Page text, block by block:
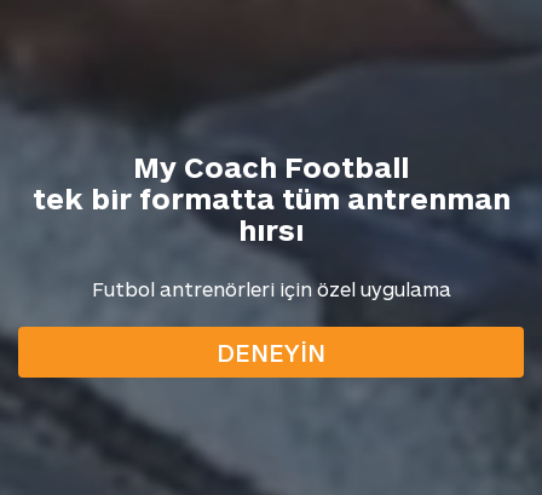
My Coach Football
tek bir formatta tüm antrenman
hırsı
Futbol antrenörleri için özel uygulama
DENEYIN